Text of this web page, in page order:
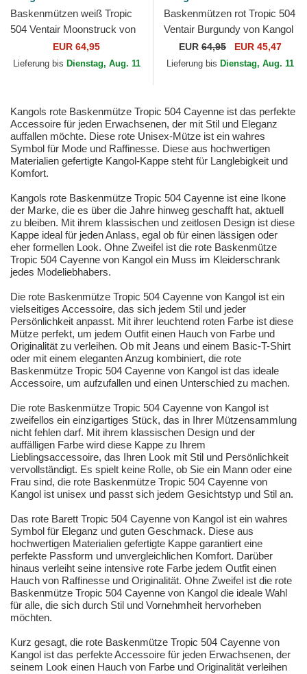
Baskenmützen weiß Tropic
504 Ventair Moonstruck von
EUR 64,95
Lieferung bis Dienstag, Aug. 11
Baskenmützen rot Tropic 504
Ventair Burgundy von Kangol
EUR 64,95 EUR 45,47
Lieferung bis Dienstag, Aug. 11
Kangols rote Baskenmütze Tropic 504 Cayenne ist das perfekte
Accessoire für jeden Erwachsenen, der mit Stil und Eleganz
auffallen möchte. Diese rote Unisex-Mütze ist ein wahres
Symbol für Mode und Raffinesse. Diese aus hochwertigen
Materialien gefertigte Kangol-Kappe steht für Langlebigkeit und
Komfort.
Kangols rote Baskenmütze Tropic 504 Cayenne ist eine Ikone
der Marke, die es über die Jahre hinweg geschafft hat, aktuell
zu bleiben. Mit ihrem klassischen und zeitlosen Design ist diese
Kappe ideal für jeden Anlass, egal ob für einen lässigen oder
eher formellen Look. Ohne Zweifel ist die rote Baskenmütze
Tropic 504 Cayenne von Kangol ein Muss im Kleiderschrank
jedes Modeliebhabers.
Die rote Baskenmütze Tropic 504 Cayenne von Kangol ist ein
vielseitiges Accessoire, das sich jedem Stil und jeder
Persönlichkeit anpasst. Mit ihrer leuchtend roten Farbe ist diese
Mütze perfekt, um jedem Outfit einen Hauch von Farbe und
Originalität zu verleihen. Ob mit Jeans und einem Basic-T-Shirt
oder mit einem eleganten Anzug kombiniert, die rote
Baskenmütze Tropic 504 Cayenne von Kangol ist das ideale
Accessoire, um aufzufallen und einen Unterschied zu machen.
Die rote Baskenmütze Tropic 504 Cayenne von Kangol ist
zweifellos ein einzigartiges Stück, das in Ihrer Mützensammlung
nicht fehlen darf. Mit ihrem klassischen Design und der
auffälligen Farbe wird diese Kappe zu Ihrem
Lieblingsaccessoire, das Ihren Look mit Stil und Persönlichkeit
vervollständigt. Es spielt keine Rolle, ob Sie ein Mann oder eine
Frau sind, die rote Baskenmütze Tropic 504 Cayenne von
Kangol ist unisex und passt sich jedem Gesichtstyp und Stil an.
Das rote Barett Tropic 504 Cayenne von Kangol ist ein wahres
Symbol für Eleganz und guten Geschmack. Diese aus
hochwertigen Materialien gefertigte Kappe garantiert eine
perfekte Passform und unvergleichlichen Komfort. Darüber
hinaus verleiht seine intensive rote Farbe jedem Outfit einen
Hauch von Raffinesse und Originalität. Ohne Zweifel ist die rote
Baskenmütze Tropic 504 Cayenne von Kangol die ideale Wahl
für alle, die sich durch Stil und Vornehmheit hervorheben
möchten.
Kurz gesagt, die rote Baskenmütze Tropic 504 Cayenne von
Kangol ist das perfekte Accessoire für jeden Erwachsenen, der
seinem Look einen Hauch von Farbe und Originalität verleihen